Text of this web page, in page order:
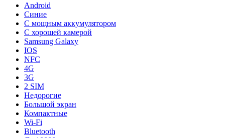
Android
Синие
С мощным аккумулятором
С хорошей камерой
Samsung Galaxy
IOS
NFC
4G
3G
2 SIM
Недорогие
Большой экран
Компактные
Wi-Fi
Bluetooth